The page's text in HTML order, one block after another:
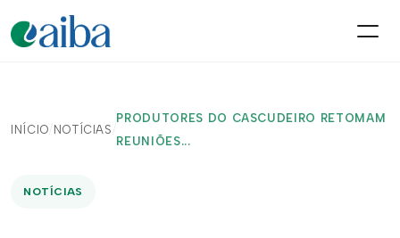
INÍCIO/ NOTÍCIAS /
PRODUTORES DO CASCUDEIRO RETOMAM
REUNIÕES...
NOTÍCIAS